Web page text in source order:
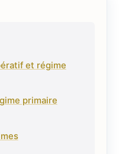
et régime
primaire